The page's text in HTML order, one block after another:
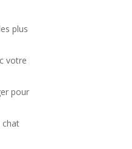
plus
votre
pour
chat